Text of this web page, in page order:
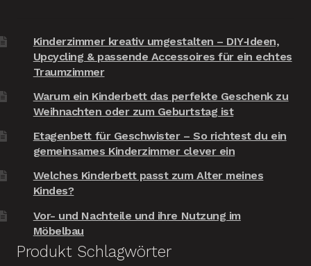
Kinderzimmer kreativ umgestalten – DIY‑Ideen,
Upcycling & passende Accessoires für ein echtes
Traumzimmer
Warum ein Kinderbett das perfekte Geschenk zu
Weihnachten oder zum Geburtstag ist
Etagenbett für Geschwister – So richtest du ein
gemeinsames Kinderzimmer clever ein
Welches Kinderbett passt zum Alter meines
Kindes?
Vor- und Nachteile und ihre Nutzung im
Möbelbau
Produkt Schlagwörter